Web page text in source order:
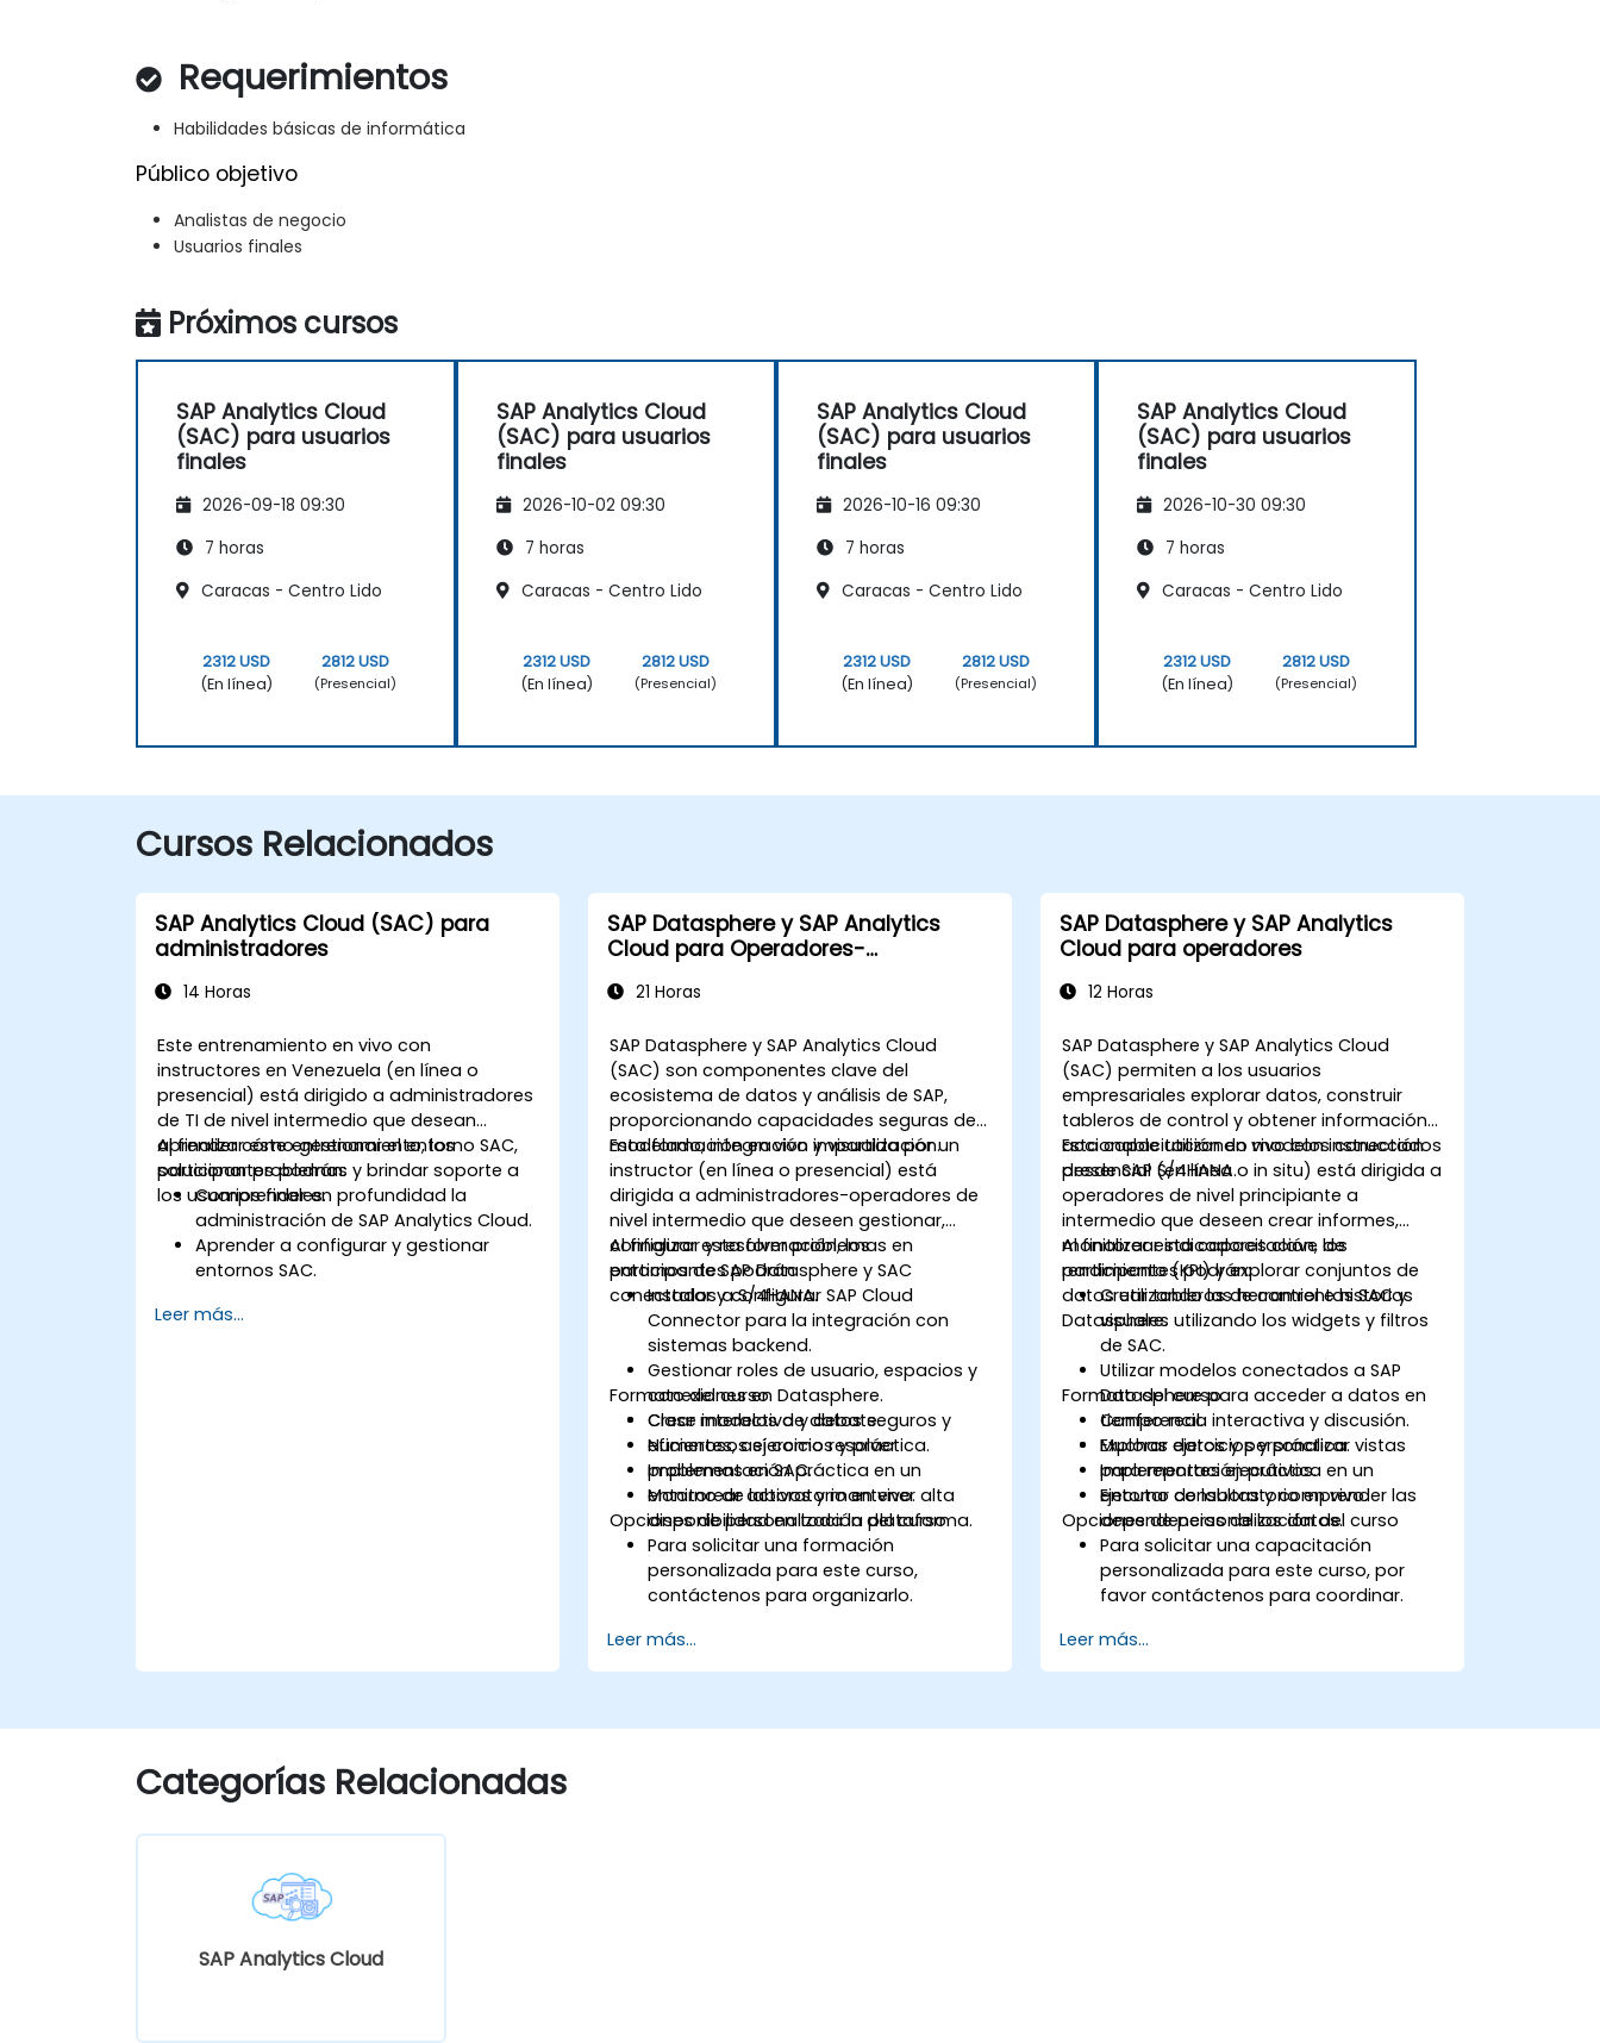
Requerimientos
Habilidades básicas de informática
Público objetivo
Analistas de negocio
Usuarios finales
Próximos cursos
SAP Analytics Cloud
(SAC) para usuarios
finales
2026-09-18 09:30
7 horas
Caracas - Centro Lido
2312 USD
(En línea)
2812 USD
(Presencial)
SAP Analytics Cloud
(SAC) para usuarios
finales
2026-10-02 09:30
7 horas
Caracas - Centro Lido
2312 USD
(En línea)
2812 USD
(Presencial)
SAP Analytics Cloud
(SAC) para usuarios
finales
2026-10-16 09:30
7 horas
Caracas - Centro Lido
2312 USD
(En línea)
2812 USD
(Presencial)
SAP Analytics Cloud
(SAC) para usuarios
finales
2026-10-30 09:30
7 horas
Caracas - Centro Lido
2312 USD
(En línea)
2812 USD
(Presencial)
Cursos Relacionados
SAP Analytics Cloud (SAC) para
administradores
14 Horas
Este entrenamiento en vivo con
instructores en Venezuela (en línea o
presencial) está dirigido a administradores
de TI de nivel intermedio que desean
aprender cómo gestionar el entorno SAC,
solucionar problemas y brindar soporte a
los usuarios finales.
Al finalizar este entrenamiento, los
participantes podrán:
Comprender en profundidad la
administración de SAP Analytics Cloud.
Aprender a configurar y gestionar
entornos SAC.
permisos y configuraciones de
Leer más...
SAP Datasphere y SAP Analytics
Cloud para Operadores-
21 Horas
SAP Datasphere y SAP Analytics Cloud
(SAC) son componentes clave del
ecosistema de datos y análisis de SAP,
proporcionando capacidades seguras de
modelado, integración y visualización.
Esta formación en vivo impartida por un
instructor (en línea o presencial) está
dirigida a administradores-operadores de
nivel intermedio que deseen gestionar,
configurar y resolver problemas en
entornos de SAP Datasphere y SAC
conectados a S/4HANA.
Al finalizar esta formación, los
participantes podrán:
Instalar y configurar SAP Cloud
Connector para la integración con
sistemas backend.
Gestionar roles de usuario, espacios y
conexiones en Datasphere.
Crear modelos de datos seguros y
eficientes, así como resolver
problemas en SAC.
Monitorear activos y mantener alta
disponibilidad en toda la plataforma.
Formato del curso
Clase interactiva y debate.
Numerosos ejercicios y práctica.
Implementación práctica en un
entorno de laboratorio en vivo.
Opciones de personalización del curso
Para solicitar una formación
personalizada para este curso,
contáctenos para organizarlo.
Leer más...
SAP Datasphere y SAP Analytics
Cloud para operadores
12 Horas
SAP Datasphere y SAP Analytics Cloud
(SAC) permiten a los usuarios
empresariales explorar datos, construir
tableros de control y obtener información
accionable utilizando modelos conectados
desde SAP S/4HANA.
Esta capacitación en vivo con instrucción
presencial (en línea o in situ) está dirigida a
operadores de nivel principiante a
intermedio que deseen crear informes,
monitorear indicadores clave de
rendimiento (KPI) y explorar conjuntos de
datos utilizando las herramientas SAC y
Datasphere.
Al finalizar esta capacitación, los
participantes podrán:
Crear tableros de control e historias
visuales utilizando los widgets y filtros
de SAC.
Utilizar modelos conectados a SAP
Datasphere para acceder a datos en
tiempo real.
Explorar datos y personalizar vistas
para reportes ejecutivos.
Ejecutar consultas y comprender las
dependencias de los datos.
Formato del curso
Conferencia interactiva y discusión.
Muchas ejercicios y práctica.
Implementación práctica en un
entorno de laboratorio en vivo.
Opciones de personalización del curso
Para solicitar una capacitación
personalizada para este curso, por
favor contáctenos para coordinar.
Leer más...
Categorías Relacionadas
SAP Analytics Cloud